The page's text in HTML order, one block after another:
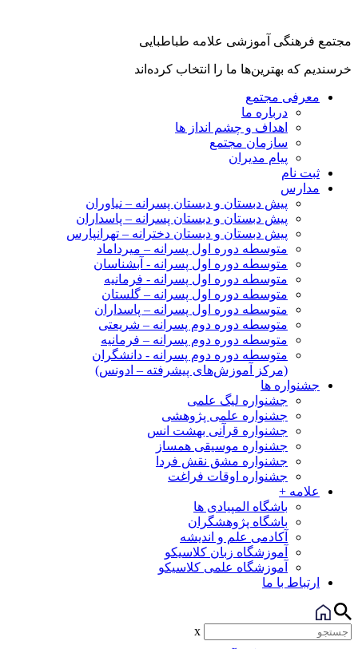
فرهنگی آموزشی علامه طباطبایی
که بهترین‌ها ما را انتخاب کرده‌اند
معرفی مجتمع
درباره ما
اهداف و چشم انداز ها
سازمان مجتمع
پیام مدیران
ثبت نام
مدارس
پیش دبستان و دبستان پسرانه – نیاوران
پیش دبستان و دبستان پسرانه – پاسداران
پیش دبستان و دبستان دخترانه – تهرانپارس
متوسطه دوره اول پسرانه – میرداماد
متوسطه دوره اول پسرانه - آبشناسان
متوسطه دوره اول پسرانه - فرمانیه
متوسطه دوره اول پسرانه – گلستان
متوسطه دوره اول پسرانه – پاسداران
متوسطه دوره دوم پسرانه – شریعتی
متوسطه دوره دوم پسرانه – فرمانیه
متوسطه دوره دوم پسرانه - دانشگران
(مرکز آموزش‌های پیشرفته – ادونس)
جشنواره ها
جشنواره لیگ علمی
جشنواره علمی پژوهشی
جشنواره قرآنی بهشت انس
جشنواره موسیقی همساز
جشنواره مشق نقش فردا
جشنواره اوقات فراغت
علامه +
باشگاه المپیادی ها
باشگاه پژوهشگران
آکادمی علم و اندیشه
آموزشگاه زبان کلاسیکو
آموزشگاه علمی کلاسیکو
ارتباط با ما